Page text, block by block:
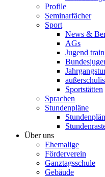
Profile
Seminarfächer
Sport
News &
AGs
Jugend
Sportstätten
Sprachen
Stundenpläne
Über uns
Ehemalige
Förderverein
Ganztagsschule
Gebäude